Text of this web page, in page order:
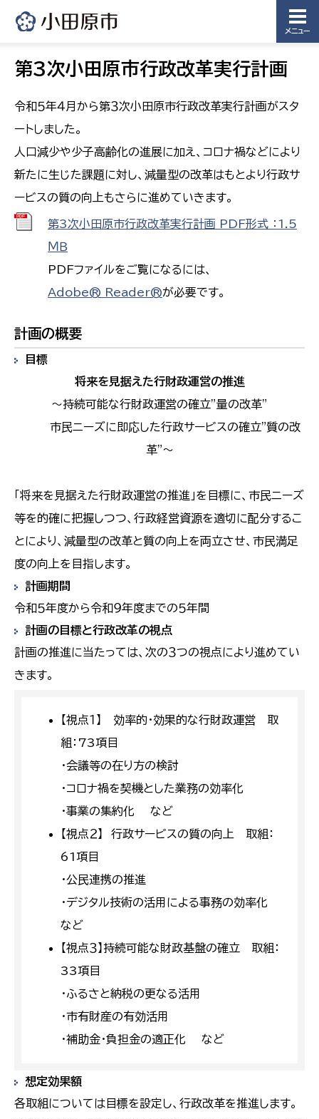
メニュー
第3次小田原市行政改革実行計画
令和５年４月から第３次小田原市行政改革実行計画がスタ
ートしました。
人口減少や少子高齢化の進展に加え、コロナ禍などにより
新たに生じた課題に対し、減量型の改革はもとより行政サ
ービスの質の向上もさらに進めていきます。
第3次小田原市行政改革実行計画 PDF形式 ：1.5
ＭＢ
PDFファイルをご覧になるには、
Adobe® Reader®が必要です。
計画の概要
目標
将来を見据えた行財政運営の推進
～持続可能な行財政運営の確立”量の改革”
市民ニーズに即応した行政サービスの確立"質の改
革"～
「将来を見据えた行財政運営の推進」を目標に、市民ニーズ
等を的確に把握しつつ、行政経営資源を適切に配分するこ
とにより、減量型の改革と質の向上を両立させ、市民満足
度の向上を目指します。
計画期間
令和５年度から令和９年度までの５年間
計画の目標と行政改革の視点
計画の推進に当たっては、次の３つの視点により進めてい
きます。
【視点１】 効率的・効果的な行財政運営 取
組：73項目
・会議等の在り方の検討
・コロナ禍を契機とした業務の効率化
・事業の集約化 など
【視点２】 行政サービスの質の向上 取組：
61項目
・公民連携の推進
・デジタル技術の活用による事務の効率化
など
【視点３】持続可能な財政基盤の確立 取組：
33項目
・ふるさと納税の更なる活用
・市有財産の有効活用
・補助金・負担金の適正化 など
想定効果額
各取組については目標を設定し、行政改革を推進します。